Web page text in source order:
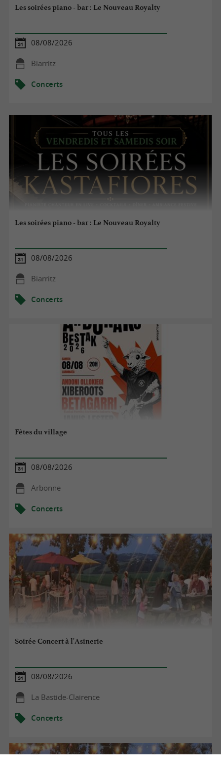
Les soirées piano - bar : Le Nouveau Royalty
08/08/2026
Biarritz
Concerts
Les soirées piano - bar : Le Nouveau Royalty
08/08/2026
Biarritz
Concerts
Fêtes du village
08/08/2026
Arbonne
Concerts
Soirée Concert à l'Asinerie
08/08/2026
La Bastide-Clairence
Concerts